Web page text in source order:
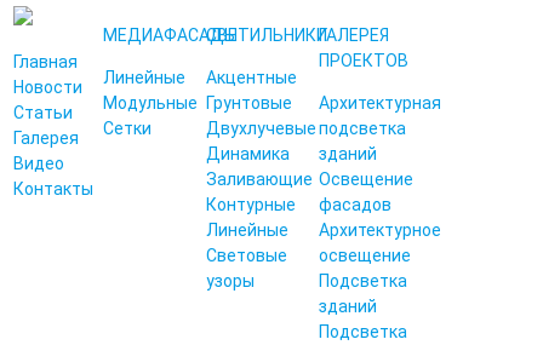
Главная
Новости
Статьи
Галерея
Видео
Контакты
МЕДИАФАСАДЫ
Линейные
Модульные
Сетки
СВЕТИЛЬНИКИ
Акцентные
Грунтовые
Двухлучевые
Динамика
Заливающие
Контурные
Линейные
Световые
узоры
ГАЛЕРЕЯ
ПРОЕКТОВ
Архитектурная
подсветка
зданий
Освещение
фасадов
Архитектурное
освещение
Подсветка
зданий
Подсветка